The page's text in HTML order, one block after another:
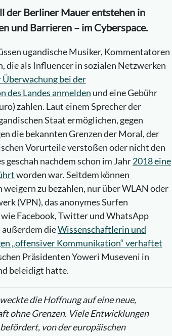
der Berliner Mauer entstehen in
und Barrieren – im Cyberspace.
ugandische Musiker, Kommentatoren
die als Influencer in sozialen Netzwerken
Überwachung bei der
des Landes anmelden und eine Gebühr
zahlen. Laut einem Sprecher der
Staat ermöglichen, gegen
die bekannten Grenzen der Moral, der
Vorurteile verstoßen oder nicht den
geschah nachdem schon im Jahr2018 eine
worden war. Seitdem können
zu bezahlen, nur über WLAN oder
(VPN), das anonymes Surfen
Facebook, Twitter und WhatsApp
dieWissenschaftlerin und
„offensiver Kommunikation“ verhaftet
Präsidenten Yoweri Museveni in
beleidigt hatte.
die Hoffnung auf eine neue,
ohne Grenzen. Viele Entwicklungen
von der europäischen